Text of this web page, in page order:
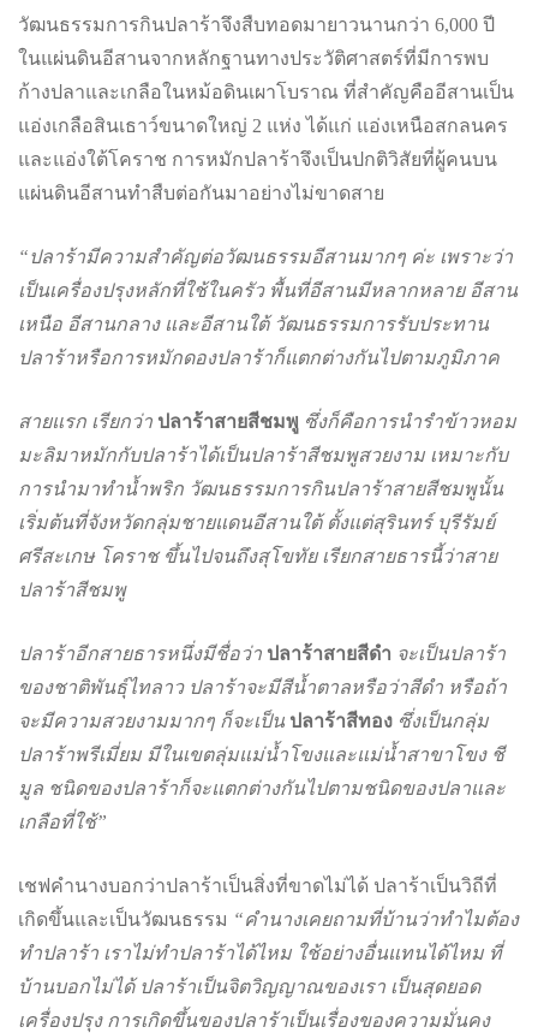
วัฒนธรรมการกินปลาร้าจึงสืบทอดมายาวนานกว่า 6,000 ปี
ในแผ่นดินอีสานจากหลักฐานทางประวัติศาสตร์ที่มีการพบ
ก้างปลาและเกลือในหม้อดินเผาโบราณ ที่สำคัญคืออีสานเป็น
แอ่งเกลือสินเธาว์ขนาดใหญ่ 2 แห่ง ได้แก่ แอ่งเหนือสกลนคร
และแอ่งใต้โคราช การหมักปลาร้าจึงเป็นปกติวิสัยที่ผู้คนบน
แผ่นดินอีสานทำสืบต่อกันมาอย่างไม่ขาดสาย
“ปลาร้ามีความสำคัญต่อวัฒนธรรมอีสานมากๆ ค่ะ เพราะว่า
เป็นเครื่องปรุงหลักที่ใช้ในครัว พื้นที่อีสานมีหลากหลาย อีสาน
เหนือ อีสานกลาง และอีสานใต้ วัฒนธรรมการรับประทาน
ปลาร้าหรือการหมักดองปลาร้าก็แตกต่างกันไปตามภูมิภาค
สายแรก เรียกว่า ปลาร้าสายสีชมพู ซึ่งก็คือการนำรำข้าวหอม
มะลิมาหมักกับปลาร้าได้เป็นปลาร้าสีชมพูสวยงาม เหมาะกับ
การนำมาทำน้ำพริก วัฒนธรรมการกินปลาร้าสายสีชมพูนั้น
เริ่มต้นที่จังหวัดกลุ่มชายแดนอีสานใต้ ตั้งแต่สุรินทร์ บุรีรัมย์
ศรีสะเกษ โคราช ขึ้นไปจนถึงสุโขทัย เรียกสายธารนี้ว่าสาย
ปลาร้าสีชมพู
ปลาร้าอีกสายธารหนึ่งมีชื่อว่า ปลาร้าสายสีดำ จะเป็นปลาร้า
ของชาติพันธุ์ไทลาว ปลาร้าจะมีสีน้ำตาลหรือว่าสีดำ หรือถ้า
จะมีความสวยงามมากๆ ก็จะเป็น ปลาร้าสีทอง ซึ่งเป็นกลุ่ม
ปลาร้าพรีเมี่ยม มีในเขตลุ่มแม่น้ำโขงและแม่น้ำสาขาโขง ชี
มูล ชนิดของปลาร้าก็จะแตกต่างกันไปตามชนิดของปลาและ
เกลือที่ใช้”
เชฟคำนางบอกว่าปลาร้าเป็นสิ่งที่ขาดไม่ได้ ปลาร้าเป็นวิถีที่
เกิดขึ้นและเป็นวัฒนธรรม “คำนางเคยถามที่บ้านว่าทำไมต้อง
ทำปลาร้า เราไม่ทำปลาร้าได้ไหม ใช้อย่างอื่นแทนได้ไหม ที่
บ้านบอกไม่ได้ ปลาร้าเป็นจิตวิญญาณของเรา เป็นสุดยอด
เครื่องปรุง การเกิดขึ้นของปลาร้าเป็นเรื่องของความมั่นคง